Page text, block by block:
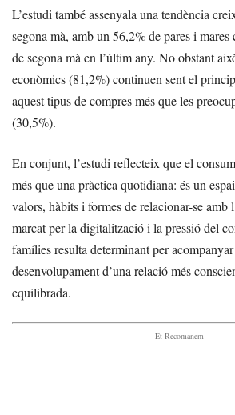
L’estudi també assenyala una tendència
segona mà, amb un 56,2% de pares i
de segona mà en l’últim any. No obstant
econòmics (81,2%) continuen sent el
aquest tipus de compres més que les
(30,5%).
En conjunt, l’estudi reflecteix que el
més que una pràctica quotidiana: és un
valors, hàbits i formes de relacionar-se amb
marcat per la digitalització i la pressió del
famílies resulta determinant per
desenvolupament d’una relació més
equilibrada.
- Et Recomanem -